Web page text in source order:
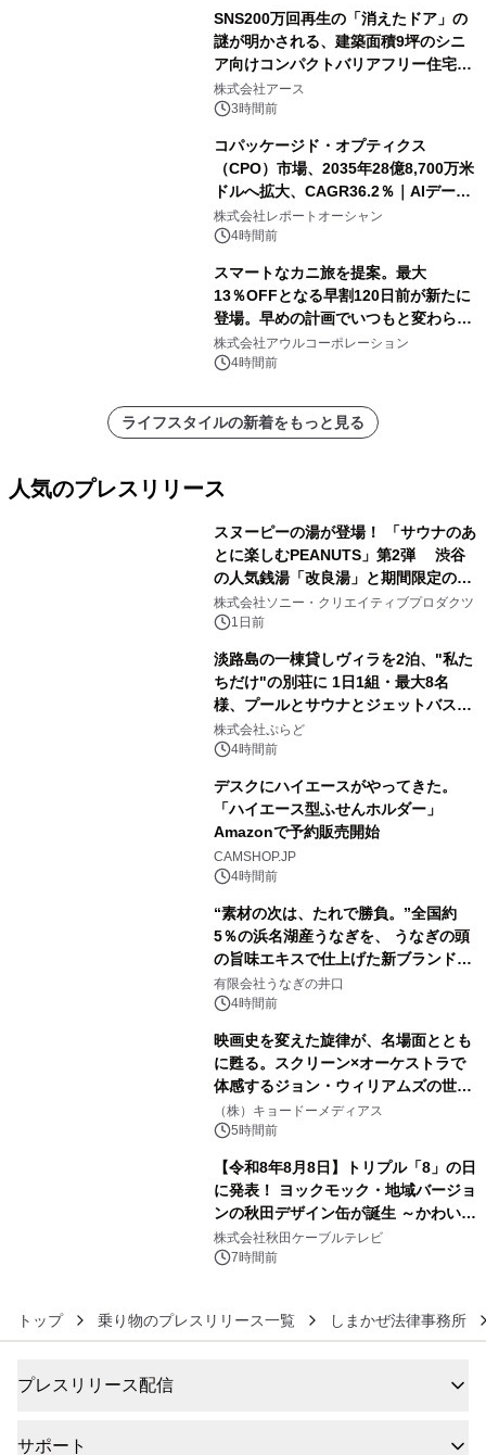
SNS200万回再生の「消えたドア」の
謎が明かされる、建築面積9坪のシニ
ア向けコンパクトバリアフリー住宅が
誕生
株式会社アース
3時間前
コパッケージド・オプティクス
（CPO）市場、2035年28億8,700万米
ドルへ拡大、CAGR36.2％｜AIデータ
センター・高速光通信需要が成長を加
速
株式会社レポートオーシャン
4時間前
スマートなカニ旅を提案。最大
13％OFFとなる早割120日前が新たに
登場。早めの計画でいつもと変わらぬ
大人の冬旅を。ー夕日ヶ浦温泉「佳松
苑 別邸ふうか」ー
株式会社アウルコーポレーション
4時間前
ライフスタイルの新着をもっと見る
人気のプレスリリース
スヌーピーの湯が登場！ 「サウナのあ
とに楽しむPEANUTS」第2弾 渋谷
の人気銭湯「改良湯」と期間限定のコ
ラボレーション サウナイキタイコラ
ボグッズも発売決定！
株式会社ソニー・クリエイティブプロダクツ
1日前
淡路島の一棟貸しヴィラを2泊、"私た
ちだけ"の別荘に 1日1組・最大8名
様、プールとサウナとジェットバス付
きで Villa Mon Temps AWAJIの連泊
素泊りプラン
株式会社ぷらど
4時間前
デスクにハイエースがやってきた。
「ハイエース型ふせんホルダー」
Amazonで予約販売開始
CAMSHOP.JP
4時間前
“素材の次は、たれで勝負。”全国約
5％の浜名湖産うなぎを、 うなぎの頭
の旨味エキスで仕上げた新ブランド
「井口の誉」誕生
有限会社うなぎの井口
4時間前
映画史を変えた旋律が、名場面ととも
に甦る。スクリーン×オーケストラで
体感するジョン・ウィリアムズの世
界。ジョン・ウィリアムズ：シネマ・
スペクタキュラー・コンサート 開催決
（株）キョードーメディアス
5時間前
【令和8年8月8日】トリプル「8」の日
に発表！ ヨックモック・地域バージョ
ンの秋田デザイン缶が誕生 ～かわいい
秋田犬の子犬と秋田の四季と名所を巡
るパッケージ～ 9月1日(火)秋田県内で
株式会社秋田ケーブルテレビ
7時間前
トップ 乗り物のプレスリリース一覧 しまかぜ法律事務所
プレスリリース配信
サポート